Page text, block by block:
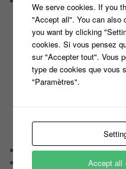
C’est quoi un casteur ?
C’est quoi un directeur
Harry
Motus
Slam
C’est quoi un casting ?
Tous les castings
N’oubliez Pas Les
Tout le monde veut
Chaine Youtube
We serve cookies. If you
"Accept all". You can also
you want by clicking
cookies. Si vous pensez
sur "Accepter tout". Vous
type de cookies que vous
"Paramètres".
Accept all